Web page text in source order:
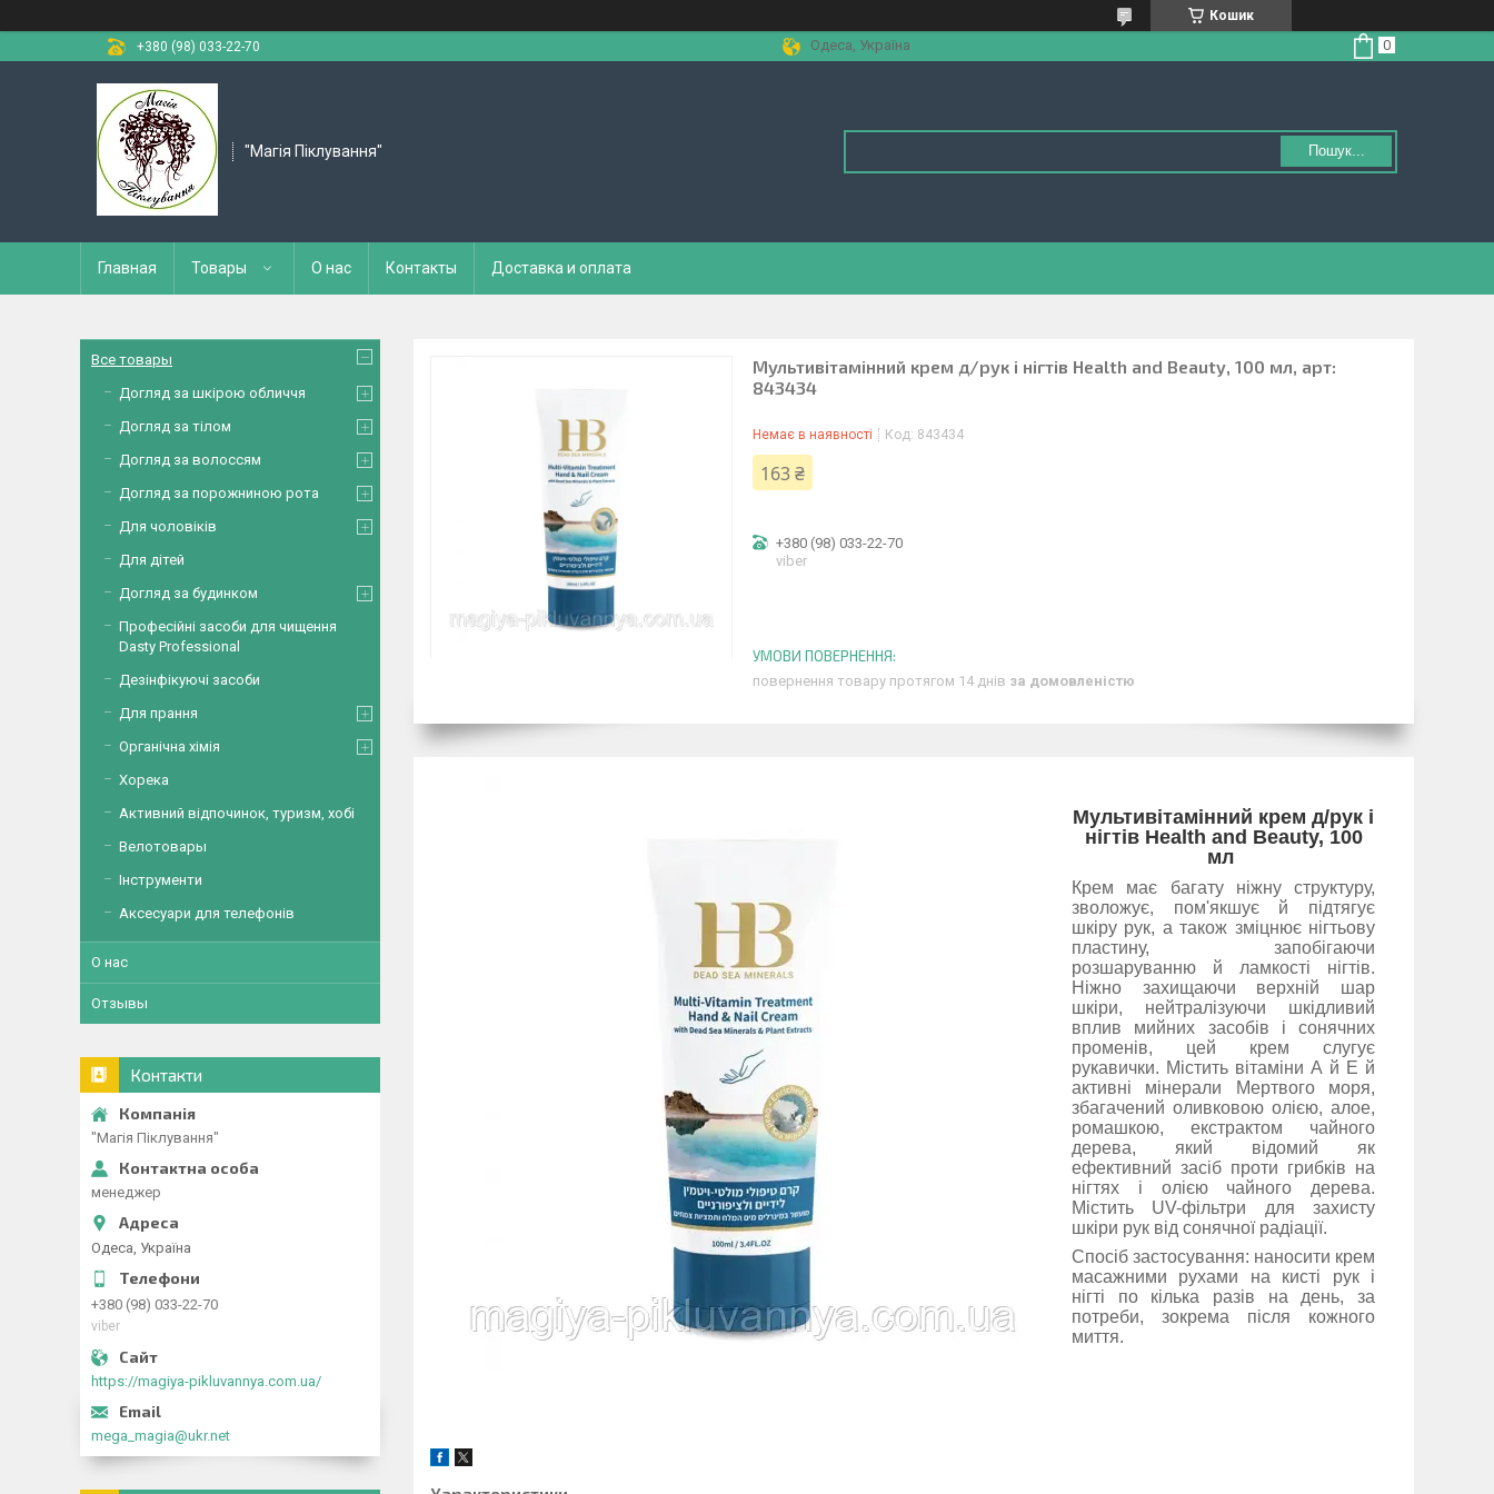
Кошик
+380 (98) 033-22-70
Одеса, Україна
"Магія Піклування" Пошук...
Главная Товары О нас Контакты Доставка и оплата
Мультивітамінний крем д/рук і нігтів Health and Beauty, 100 мл, арт:
843434
Немає в наявності Код: 843434
163 ₴
+380 (98) 033-22-70
viber
повернення товару протягом 14 днів за домовленістю
Мультивітамінний крем д/рук і
нігтів Health and Beauty, 100
мл
Крем має багату ніжну структуру,
зволожує, пом'якшує й підтягує
шкіру рук, а також зміцнює нігтьову
пластину, запобігаючи
розшаруванню й ламкості нігтів.
Ніжно захищаючи верхній шар
шкіри, нейтралізуючи шкідливий
вплив мийних засобів і сонячних
променів, цей крем слугує
рукавички. Містить вітаміни А й Е й
активні мінерали Мертвого моря,
збагачений оливковою олією, алое,
ромашкою, екстрактом чайного
дерева, який відомий як
ефективний засіб проти грибків на
нігтях і олією чайного дерева.
Містить UV-фільтри для захисту
шкіри рук від сонячної радіації.
Спосіб застосування: наносити крем
масажними рухами на кисті рук і
нігті по кілька разів на день, за
потреби, зокрема після кожного
миття.
Все товары
Догляд за шкірою обличчя
Догляд за тілом
Догляд за волоссям
Догляд за порожниною рота
Для чоловіків
Для дітей
Догляд за будинком
Професійні засоби для чищення
Dasty Professional
Дезінфікуючі засоби
Для прання
Органічна хімія
Хорека
Активний відпочинок, туризм, хобі
Велотовары
Інструменти
Аксесуари для телефонів
О нас
Отзывы
Контакти
"Магія Піклування"
менеджер
Одеса, Україна
+380 (98) 033-22-70
viber
https://magiya-pikluvannya.com.ua/
mega_magia@ukr.net